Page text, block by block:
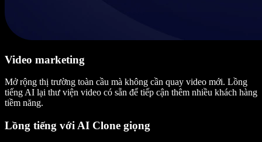
Video marketing
Mở rộng thị trường toàn cầu mà không cần quay video mới. Lồng
tiếng AI lại thư viện video có sẵn để tiếp cận thêm nhiều khách hàng
tiềm năng.
Lồng tiếng với AI Clone giọng